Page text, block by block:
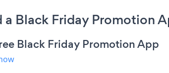
a Black Friday Promotion
Black Friday Promotion App